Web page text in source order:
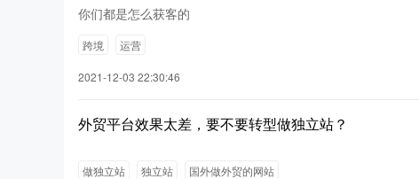
你们都是怎么获客的
跨境 运营
2021-12-03 22:30:46
外贸平台效果太差，要不要转型做独立站？
做独立站 独立站 国外做外贸的网站